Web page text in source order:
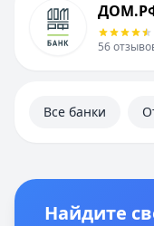
Кредиты
Отзывы
Полезная
56
Все банки
Найдите